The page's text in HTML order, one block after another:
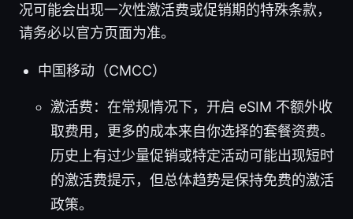
况可能会出现一次性激活费或促销期的特殊条款，
请务必以官方页面为准。
中国移动（CMCC）
激活费：在常规情况下，开启 eSIM 不额外收
取费用，更多的成本来自你选择的套餐资费。
历史上有过少量促销或特定活动可能出现短时
的激活费提示，但总体趋势是保持免费的激活
政策。